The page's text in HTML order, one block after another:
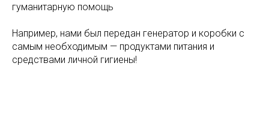
гуманитарную помощь
Например, нами был передан генератор и коробки с
самым необходимым — продуктами питания и
средствами личной гигиены!